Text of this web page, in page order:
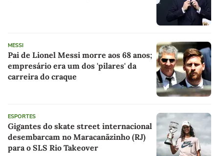
MESSI
Pai de Lionel Messi morre aos 68 anos;
empresário era um dos 'pilares' da
carreira do craque
ESPORTES
Gigantes do skate street internacional
desembarcam no Maracanãzinho (RJ)
para o SLS Rio Takeover